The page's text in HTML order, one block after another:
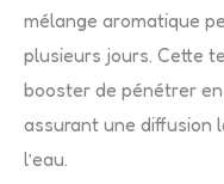
mélange aromatique
plusieurs jours. Cette
booster de pénétrer
assurant une diffusion
l’eau.